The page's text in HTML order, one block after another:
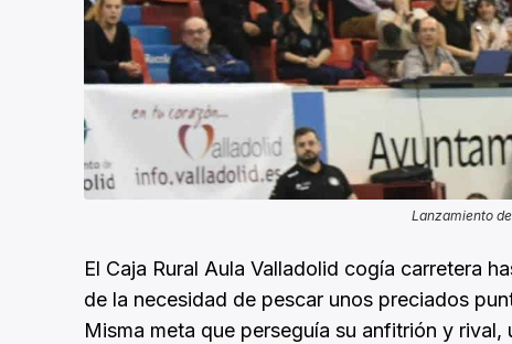
Lanzamiento
El Caja Rural Aula Valladolid cogía carretera
de la necesidad de pescar unos preciados
Misma meta que perseguía su anfitrión y